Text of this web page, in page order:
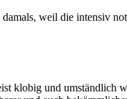
weil die intensiv
klobig und